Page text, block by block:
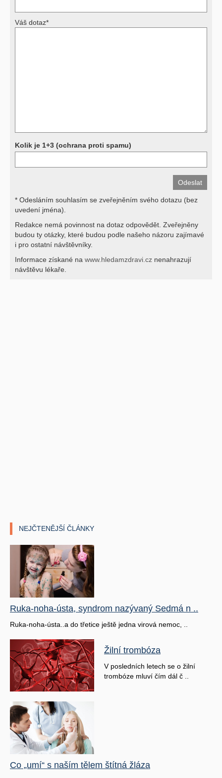
Výsledky vyšetření
Váš dotaz*
Kolik je 1+3 (ochrana proti spamu)
* Odesláním souhlasím se zveřejněním svého dotazu (bez
uvedení jména).
Redakce nemá povinnost na dotaz odpovědět. Zveřejněny
budou ty otázky, které budou podle našeho názoru zajímavé
i pro ostatní návštěvníky.
Informace získané na www.hledamzdravi.cz nenahrazují
návštěvu lékaře.
NEJČTENĚJŠÍ ČLÁNKY
Ruka-noha-ústa, syndrom nazývaný Sedmá n ..
Ruka-noha-ústa..a do třetice ještě jedna virová nemoc, ..
Žilní trombóza
V posledních letech se o žilní
trombóze mluví čím dál č ..
Co „umí“ s naším tělem štítná žláza